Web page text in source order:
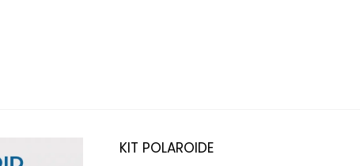
KIT POLAROIDE